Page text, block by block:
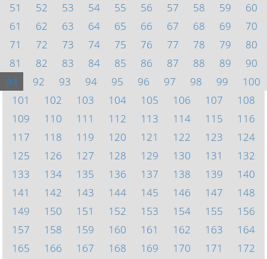
51
52 53 54 55 56 57 58 59
60
61
62 63 64 65 66 67 68 69
70
71
72 73 74 75 76 77 78 79
80
81
82 83 84 85 86 87 88 89
90
91
92 93 94 95 96 97 98 99
100
101
102 103 104 105 106 107
108
109
110 111 112 113 114 115
116
117
118 119 120 121 122 123
124
125
126 127 128 129 130 131
132
133
134 135 136 137 138 139
140
141
142 143 144 145 146 147
148
149
150 151 152 153 154 155
156
157
158 159 160 161 162 163
164
165
166 167 168 169 170 171
172